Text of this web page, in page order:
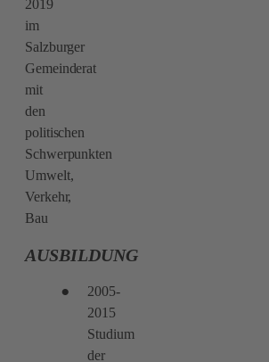
2019
im
Salzburger
Gemeinderat
mit
den
politischen
Schwerpunkten
Umwelt,
Verkehr,
Bau
AUSBILDUNG
2005-
2015
Studium
der